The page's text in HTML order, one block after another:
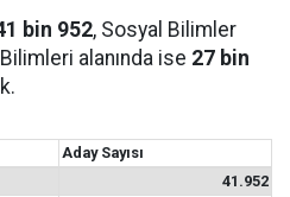
bin 952, Sosyal Bilimler
alanında ise 27 bin
Aday Sayısı
41.952